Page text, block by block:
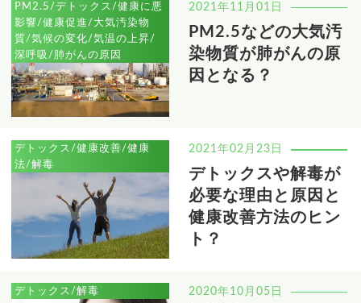
PM2.5/デトックス/健康に悪
影響/健康促進/大気汚染物
質/気候の変化/気温の上昇/
深呼吸/肺がんの原因
2021年11月01日
PM2.5などの大気汚
染物質が肺がんの原
因となる？
デトックス/健康改善/健康
法/解毒
2021年02月23日
デトックスや解毒が
必要な理由と原因と
健康改善方法のヒン
ト？
デトックス/解毒 2020年10月05日